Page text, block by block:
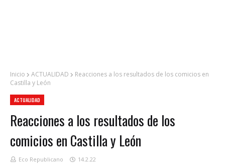
Inicio ACTUALIDAD
Reacciones a los resultados de los comicios en
Castilla y León
ACTUALIDAD
Reacciones a los resultados de los
comicios en Castilla y León
Eco Republicano 14.2.22